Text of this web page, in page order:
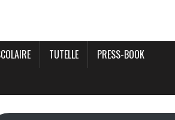
TUTELLE
PRESS-BOOK